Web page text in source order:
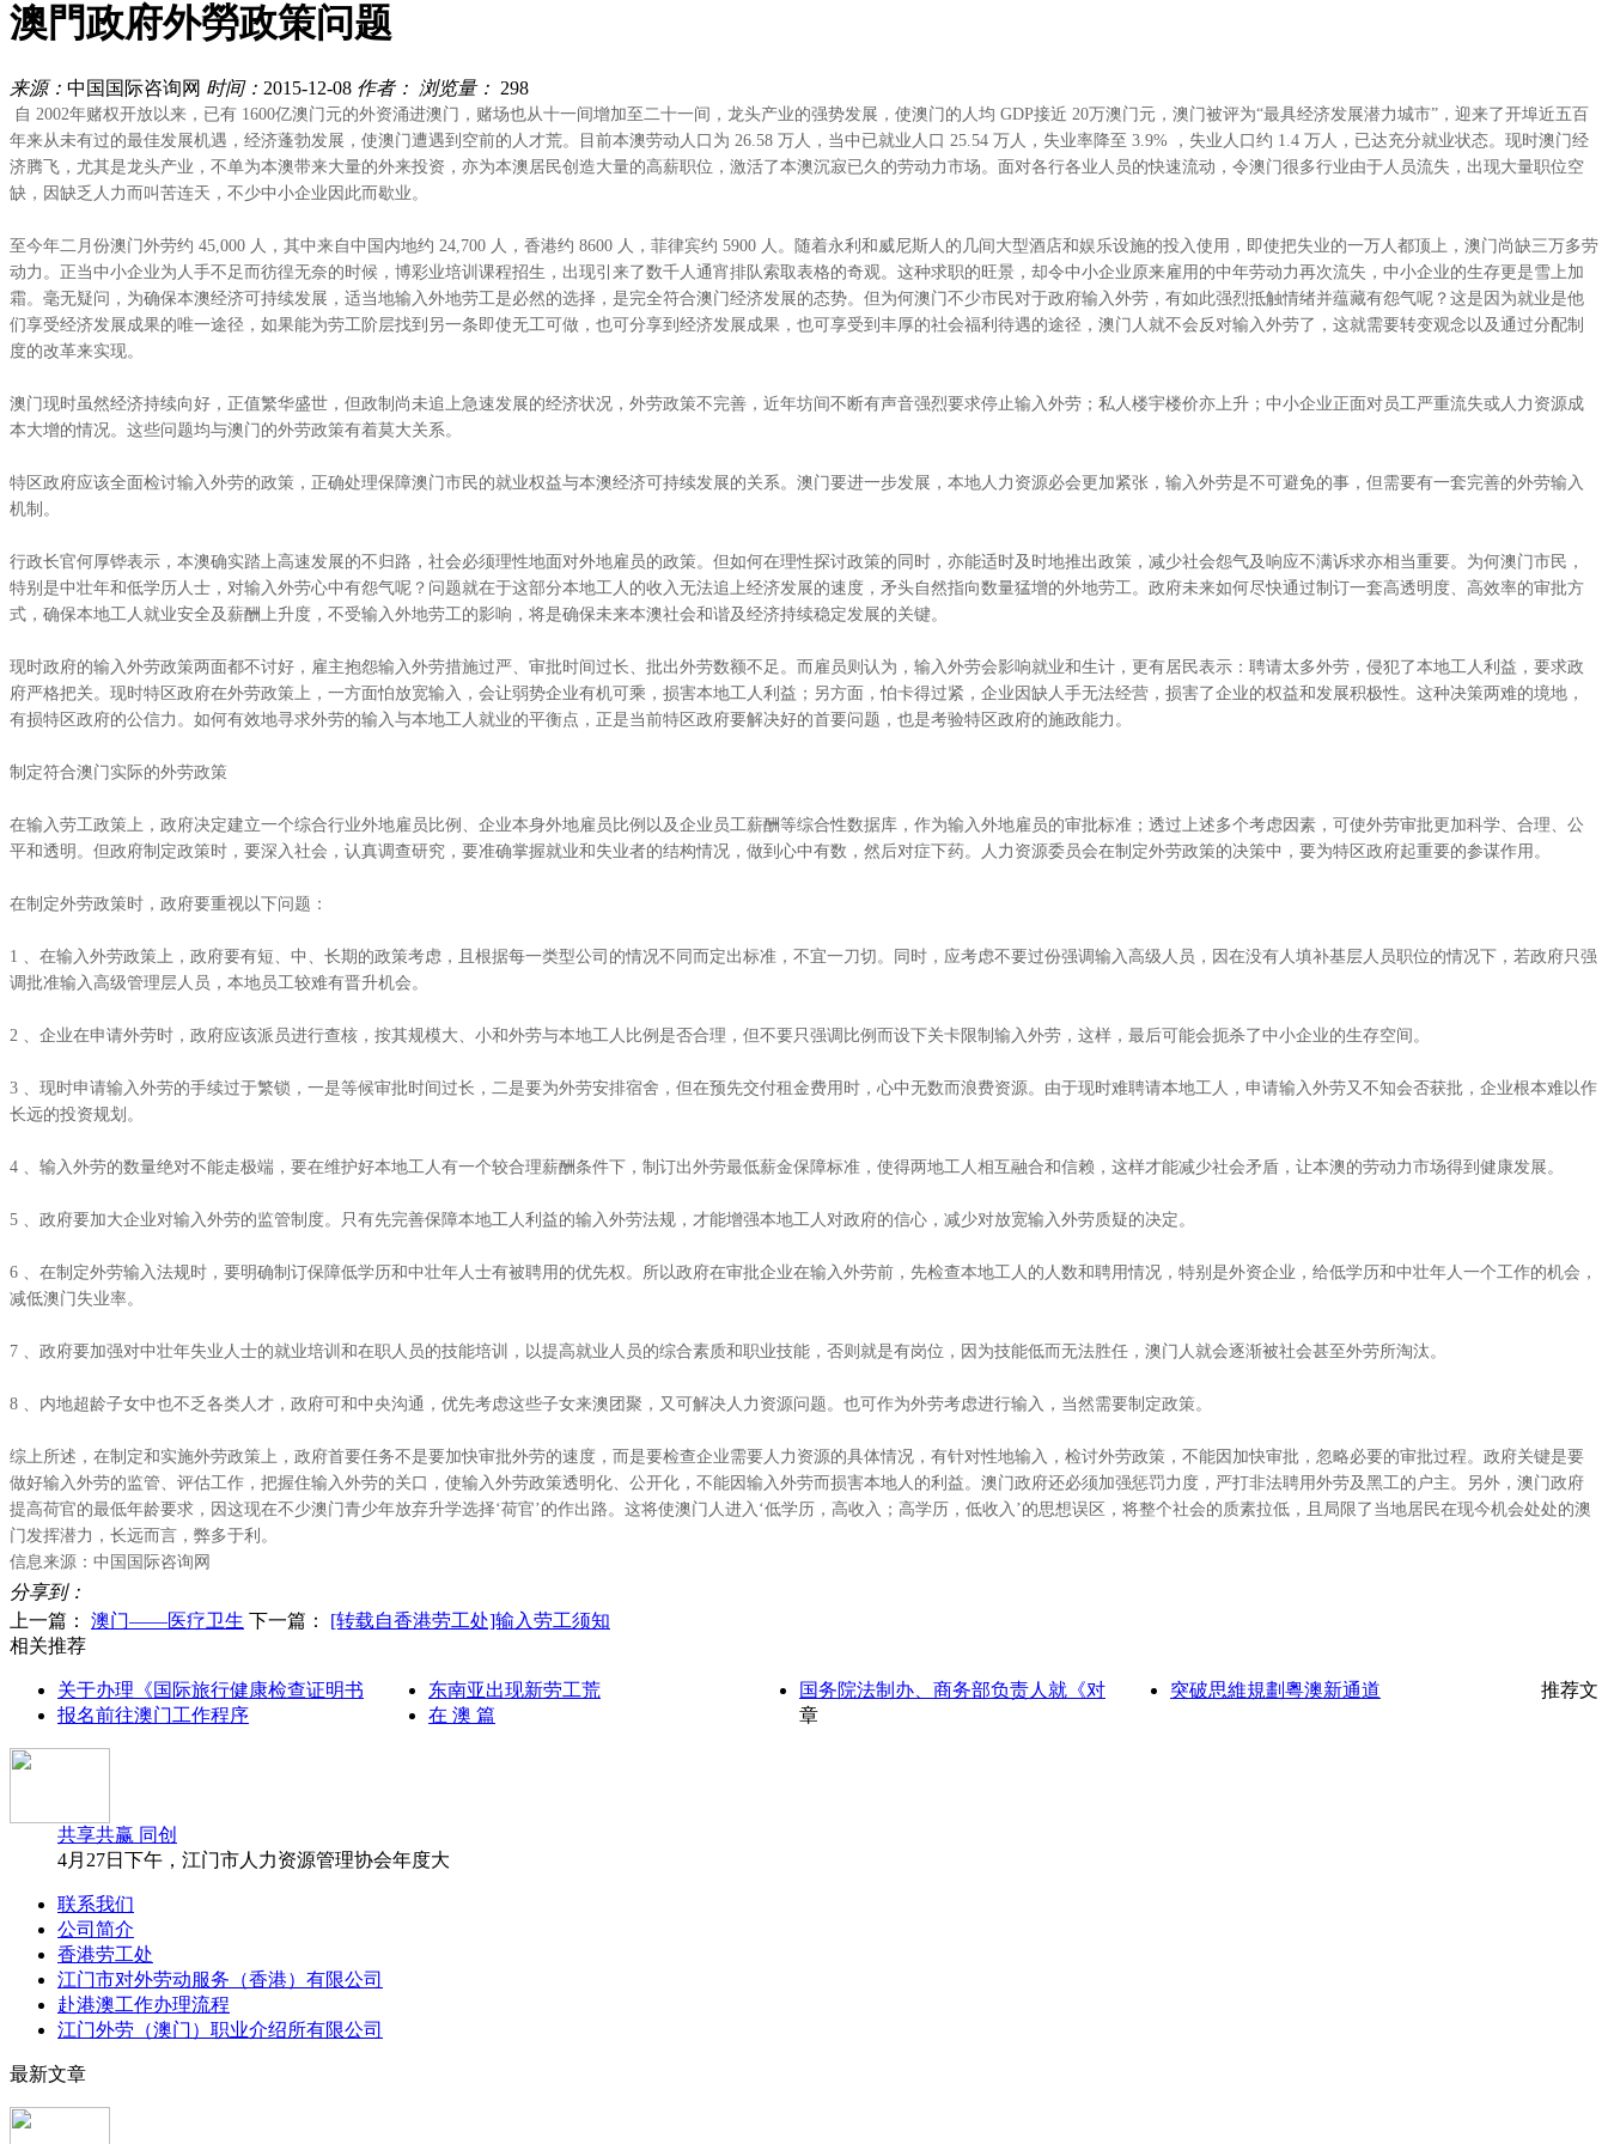
澳門政府外勞政策问题
来源： 中国国际咨询网 时间： 2015-12-08 作者： 浏览量： 298
自 2002年赌权开放以来，已有 1600亿澳门元的外资涌进澳门，赌场也从十一间增加至二十一间，龙头产业的强势发展，使澳门的人均 GDP接近 20万澳门元，澳门被评为“最具经济发展潜力城市”，迎来了开埠近五百
年来从未有过的最佳发展机遇，经济蓬勃发展，使澳门遭遇到空前的人才荒。目前本澳劳动人口为 26.58 万人，当中已就业人口 25.54 万人，失业率降至 3.9% ，失业人口约 1.4 万人，已达充分就业状态。现时澳门经
济腾飞，尤其是龙头产业，不单为本澳带来大量的外来投资，亦为本澳居民创造大量的高薪职位，激活了本澳沉寂已久的劳动力市场。面对各行各业人员的快速流动，令澳门很多行业由于人员流失，出现大量职位空
缺，因缺乏人力而叫苦连天，不少中小企业因此而歇业。
至今年二月份澳门外劳约 45,000 人，其中来自中国内地约 24,700 人，香港约 8600 人，菲律宾约 5900 人。随着永利和威尼斯人的几间大型酒店和娱乐设施的投入使用，即使把失业的一万人都顶上，澳门尚缺三万多劳
动力。正当中小企业为人手不足而彷徨无奈的时候，博彩业培训课程招生，出现引来了数千人通宵排队索取表格的奇观。这种求职的旺景，却令中小企业原来雇用的中年劳动力再次流失，中小企业的生存更是雪上加
霜。毫无疑问，为确保本澳经济可持续发展，适当地输入外地劳工是必然的选择，是完全符合澳门经济发展的态势。但为何澳门不少市民对于政府输入外劳，有如此强烈抵触情绪并蕴藏有怨气呢？这是因为就业是他
们享受经济发展成果的唯一途径，如果能为劳工阶层找到另一条即使无工可做，也可分享到经济发展成果，也可享受到丰厚的社会福利待遇的途径，澳门人就不会反对输入外劳了，这就需要转变观念以及通过分配制
度的改革来实现。
澳门现时虽然经济持续向好，正值繁华盛世，但政制尚未追上急速发展的经济状况，外劳政策不完善，近年坊间不断有声音强烈要求停止输入外劳；私人楼宇楼价亦上升；中小企业正面对员工严重流失或人力资源成
本大增的情况。这些问题均与澳门的外劳政策有着莫大关系。
特区政府应该全面检讨输入外劳的政策，正确处理保障澳门市民的就业权益与本澳经济可持续发展的关系。澳门要进一步发展，本地人力资源必会更加紧张，输入外劳是不可避免的事，但需要有一套完善的外劳输入
机制。
行政长官何厚铧表示，本澳确实踏上高速发展的不归路，社会必须理性地面对外地雇员的政策。但如何在理性探讨政策的同时，亦能适时及时地推出政策，减少社会怨气及响应不满诉求亦相当重要。为何澳门市民，
特别是中壮年和低学历人士，对输入外劳心中有怨气呢？问题就在于这部分本地工人的收入无法追上经济发展的速度，矛头自然指向数量猛增的外地劳工。政府未来如何尽快通过制订一套高透明度、高效率的审批方
式，确保本地工人就业安全及薪酬上升度，不受输入外地劳工的影响，将是确保未来本澳社会和谐及经济持续稳定发展的关键。
现时政府的输入外劳政策两面都不讨好，雇主抱怨输入外劳措施过严、审批时间过长、批出外劳数额不足。而雇员则认为，输入外劳会影响就业和生计，更有居民表示：聘请太多外劳，侵犯了本地工人利益，要求政
府严格把关。现时特区政府在外劳政策上，一方面怕放宽输入，会让弱势企业有机可乘，损害本地工人利益；另方面，怕卡得过紧，企业因缺人手无法经营，损害了企业的权益和发展积极性。这种决策两难的境地，
有损特区政府的公信力。如何有效地寻求外劳的输入与本地工人就业的平衡点，正是当前特区政府要解决好的首要问题，也是考验特区政府的施政能力。
制定符合澳门实际的外劳政策
在输入劳工政策上，政府决定建立一个综合行业外地雇员比例、企业本身外地雇员比例以及企业员工薪酬等综合性数据库，作为输入外地雇员的审批标准；透过上述多个考虑因素，可使外劳审批更加科学、合理、公
平和透明。但政府制定政策时，要深入社会，认真调查研究，要准确掌握就业和失业者的结构情况，做到心中有数，然后对症下药。人力资源委员会在制定外劳政策的决策中，要为特区政府起重要的参谋作用。
在制定外劳政策时，政府要重视以下问题：
1 、在输入外劳政策上，政府要有短、中、长期的政策考虑，且根据每一类型公司的情况不同而定出标准，不宜一刀切。同时，应考虑不要过份强调输入高级人员，因在没有人填补基层人员职位的情况下，若政府只强
调批准输入高级管理层人员，本地员工较难有晋升机会。
2 、企业在申请外劳时，政府应该派员进行查核，按其规模大、小和外劳与本地工人比例是否合理，但不要只强调比例而设下关卡限制输入外劳，这样，最后可能会扼杀了中小企业的生存空间。
3 、现时申请输入外劳的手续过于繁锁，一是等候审批时间过长，二是要为外劳安排宿舍，但在预先交付租金费用时，心中无数而浪费资源。由于现时难聘请本地工人，申请输入外劳又不知会否获批，企业根本难以作
长远的投资规划。
4 、输入外劳的数量绝对不能走极端，要在维护好本地工人有一个较合理薪酬条件下，制订出外劳最低薪金保障标准，使得两地工人相互融合和信赖，这样才能减少社会矛盾，让本澳的劳动力市场得到健康发展。
5 、政府要加大企业对输入外劳的监管制度。只有先完善保障本地工人利益的输入外劳法规，才能增强本地工人对政府的信心，减少对放宽输入外劳质疑的决定。
6 、在制定外劳输入法规时，要明确制订保障低学历和中壮年人士有被聘用的优先权。所以政府在审批企业在输入外劳前，先检查本地工人的人数和聘用情况，特别是外资企业，给低学历和中壮年人一个工作的机会，
减低澳门失业率。
7 、政府要加强对中壮年失业人士的就业培训和在职人员的技能培训，以提高就业人员的综合素质和职业技能，否则就是有岗位，因为技能低而无法胜任，澳门人就会逐渐被社会甚至外劳所淘汰。
8 、内地超龄子女中也不乏各类人才，政府可和中央沟通，优先考虑这些子女来澳团聚，又可解决人力资源问题。也可作为外劳考虑进行输入，当然需要制定政策。
综上所述，在制定和实施外劳政策上，政府首要任务不是要加快审批外劳的速度，而是要检查企业需要人力资源的具体情况，有针对性地输入，检讨外劳政策，不能因加快审批，忽略必要的审批过程。政府关键是要
做好输入外劳的监管、评估工作，把握住输入外劳的关口，使输入外劳政策透明化、公开化，不能因输入外劳而损害本地人的利益。澳门政府还必须加强惩罚力度，严打非法聘用外劳及黑工的户主。另外，澳门政府
提高荷官的最低年龄要求，因这现在不少澳门青少年放弃升学选择‘荷官’的作出路。这将使澳门人进入‘低学历，高收入；高学历，低收入’的思想误区，将整个社会的质素拉低，且局限了当地居民在现今机会处处的澳
门发挥潜力，长远而言，弊多于利。
信息来源：中国国际咨询网
分享到：
上一篇： 澳门——医疗卫生 下一篇： [转载自香港劳工处]输入劳工须知
相关推荐
关于办理《国际旅行健康检查证明书 东南亚出现新劳工荒 国务院法制办、商务部负责人就《对
突破思維規劃粵澳新通道
报名前往澳门工作程序
在 澳 篇
推荐文
章
共享共赢 同创
4月27日下午，江门市人力资源管理协会年度大
联系我们
公司简介
香港劳工处
江门市对外劳动服务（香港）有限公司
赴港澳工作办理流程
江门外劳（澳门）职业介绍所有限公司
最新文章